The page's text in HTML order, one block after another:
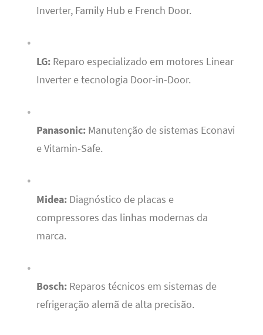
Inverter, Family Hub e French Door.
LG:Reparo especializado em motores Linear
Inverter e tecnologia Door-in-Door.
Panasonic:Manutenção de sistemas Econavi
e Vitamin-Safe.
Midea:Diagnóstico de placas e
compressores das linhas modernas da
marca.
Bosch:Reparos técnicos em sistemas de
refrigeração alemã de alta precisão.